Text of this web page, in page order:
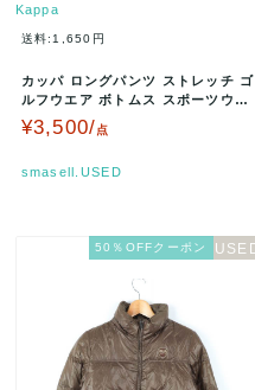
Kappa
送料:1,650円
カッパ ロングパンツ ストレッチ ゴ
ルフウエア ボトムス スポーツウエ
ア 赤 レディース 11サイズ…
¥3,500/点
smasell.USED
50％OFFクーポン